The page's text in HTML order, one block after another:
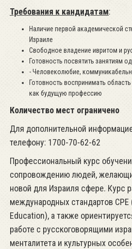
Требования к кандидатам:
Наличие первой академической
Израиле
Свободное владение ивритом и
Готовность посвятить занятиям
- Человеколюбие,
Готовность воспринимать
как будущую профессию
Количество мест ограничено
Для дополнительной
телефону: 1700-70-62-62
Профессиональный курс
сопровождению людей,
новой для Израиля сфере. Курс
международных стандартов CPE
Education), а также
работе с русскоговорящими
менталитета и культурных